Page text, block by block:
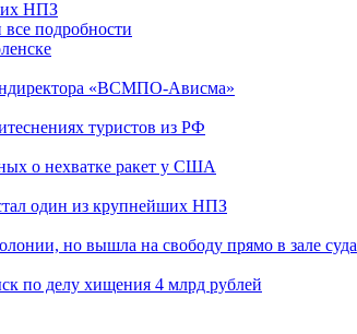
НПЗ
подробности
«ВСМПО-Ависма»
туристов из РФ
о нехватке ракет у США
один из крупнейших НПЗ
но вышла на свободу прямо в зале суда
по делу хищения 4 млрд рублей